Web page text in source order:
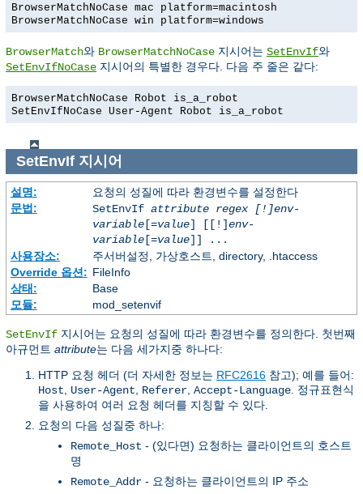
BrowserMatchNoCase mac platform=macintosh
BrowserMatchNoCase win platform=windows
BrowserMatch와 BrowserMatchNoCase 지시어는 SetEnvIf와
SetEnvIfNoCase 지시어의 특별한 경우다. 다음 주 줄은 같다:
BrowserMatchNoCase Robot is_a_robot
SetEnvIfNoCase User-Agent Robot is_a_robot
SetEnvIf지시어
설명:
요청의 성질에 따라 환경변수를 설정한다
문법:
SetEnvIf attribute regex [!]env-
variable[=value] [[!]env-
variable[=value]] ...
사용장소:
주서버설정, 가상호스트, directory, .htaccess
Override 옵션: FileInfo
상태:
Base
모듈:
mod_setenvif
SetEnvIf 지시어는 요청의 성질에 따라 환경변수를 정의한다. 첫번째
아규먼트 attribute는 다음 세가지중 하나다:
HTTP 요청 헤더 (더 자세한 정보는 RFC2616 참고); 예를 들어:
Host
User-Agent Referer Accept-Language . 정규표현식
을 사용하여 여러 요청 헤더를 지칭할 수 있다.
요청의 다음 성질중 하나:
Remote_Host - (있다면) 요청하는 클라이언트의 호스트
명
Remote_Addr - 요청하는 클라이언트의 IP 주소